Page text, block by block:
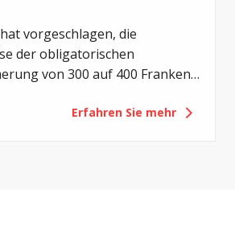
vorgeschlagen, die
der obligatorischen
von 300 auf 400 Franken
der Versicherten gestärkt
Erfahren Sie mehr